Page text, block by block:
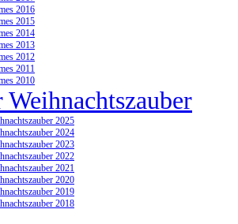
2016
2015
2014
2013
2012
2011
2010
Weihnachtszauber
2025
2024
2023
2022
2021
2020
2019
2018